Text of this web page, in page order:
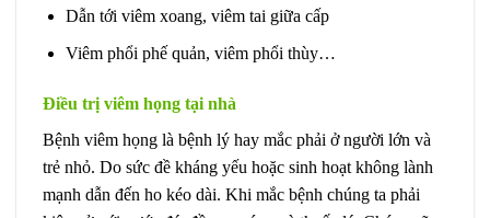
Dẫn tới viêm xoang, viêm tai giữa cấp
Viêm phổi phế quản, viêm phổi thùy…
Điều trị viêm họng tại nhà
Bệnh viêm họng là bệnh lý hay mắc phải ở người lớn và
trẻ nhỏ. Do sức đề kháng yếu hoặc sinh hoạt không lành
mạnh dẫn đến ho kéo dài. Khi mắc bệnh chúng ta phải